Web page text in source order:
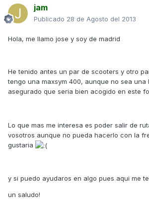
jam
Publicado 28 de Agosto del 2013
Hola, me llamo jose y soy de madrid
He tenido antes un par de scooters y otro
tengo una maxsym 400, aunque no sea una
asegurado que seria bien acogido en este
Lo que mas me interesa es poder salir de
vosotros aunque no pueda hacerlo con la
gustaria
y si puedo ayudaros en algo pues aqui me
un saludo!